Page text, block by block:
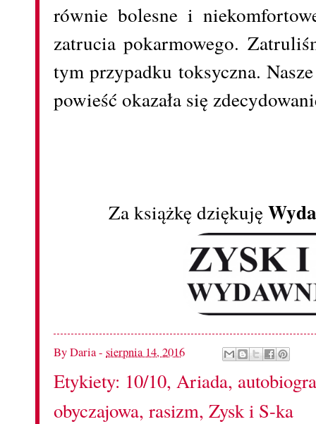
równie bolesne i
zatrucia pokarmowego.
tym przypadku toksyczna.
powieść okazała się
Za książkę dziękuję
ByDaria- sierpnia 14, 2016
Etykiety: 10/10, Ariada,
obyczajowa, rasizm, Zysk i S-ka